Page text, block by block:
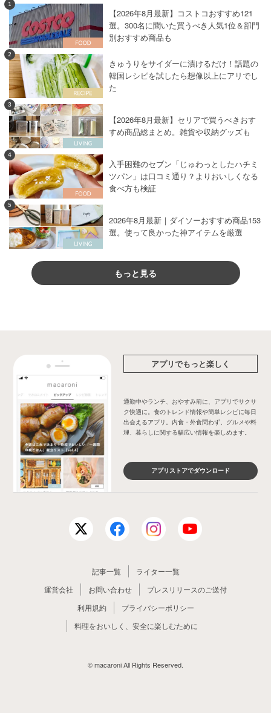
1
【2026年8月最新】コストコおすすめ121
選。300名に聞いた買うべき人気1位＆部門
別おすすめ商品も
2
きゅうりをサイダーに漬けるだけ！話題の
韓国レシピを試したら想像以上にアリでし
た
3
【2026年8月最新】セリアで買うべきおす
すめ商品総まとめ。雑貨や収納グッズも
4
入手困難のセブン「じゅわっとしたハチミ
ツパン」は口コミ通り？よりおいしくなる
食べ方も検証
5
2026年8月最新｜ダイソーおすすめ商品153
選。使って良かった神アイテムを厳選
もっと見る
アプリでもっと楽しく
通勤中やランチ、おやすみ前に、アプリでサクサ
ク快適に。食のトレンド情報や簡単レシピに毎日
出会えるアプリ。内食・外食問わず、グルメや料
理、暮らしに関する幅広い情報を楽しめます。
アプリストアでダウンロード
記事一覧
ライター一覧
運営会社
お問い合わせ
プレスリリースのご送付
利用規約
プライバシーポリシー
料理をおいしく、安全に楽しむために
© macaroni All Rights Reserved.